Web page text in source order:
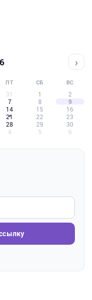
›
ПТ СБ ВС
31 1
2
7 8
9
14 15
16
21 22
23
28 29
30
4 5 6